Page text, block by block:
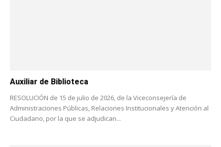
Auxiliar de Biblioteca
RESOLUCIÓN de 15 de julio de 2026, de la Viceconsejería de
Administraciones Públicas, Relaciones Institucionales y Atención al
Ciudadano, por la que se adjudican...